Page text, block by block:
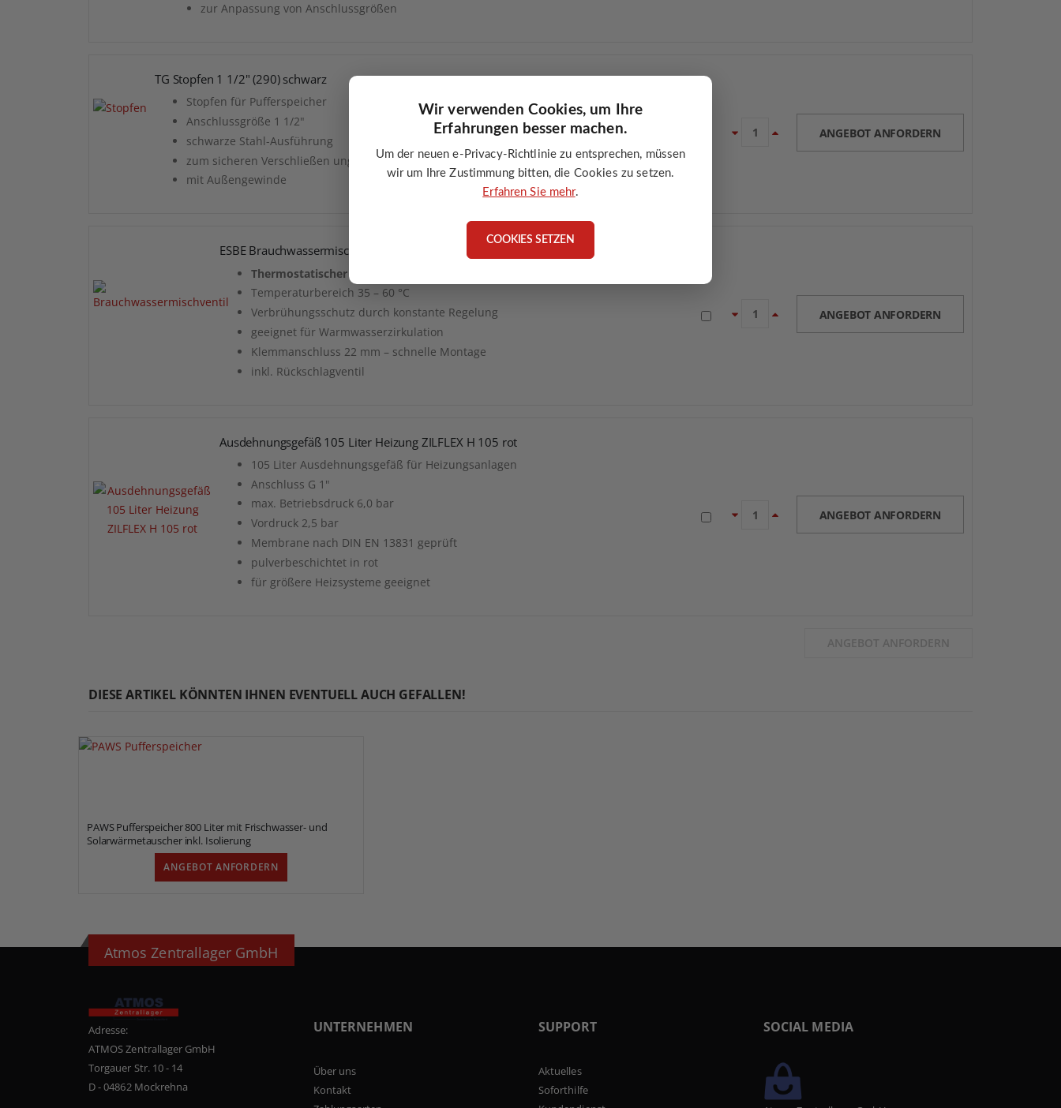
Wir verwenden Cookies, um Ihre
Erfahrungen besser machen.
Um der neuen e-Privacy-Richtlinie zu entsprechen, müssen
wir um Ihre Zustimmung bitten, die Cookies zu setzen.
Erfahren Sie mehr.
COOKIES SETZEN
zur Anpassung von Anschlussgrößen
TG Stopfen 1 1/2" (290) schwarz
Stopfen für Pufferspeicher
Anschlussgröße 1 1/2"
schwarze Stahl-Ausführung
zum sicheren Verschließen ungenutzter Anschlüsse
mit Außengewinde
ANGEBOT ANFORDERN
ESBE Brauchwassermischer VTA323 22 mm Klemmanschluss
Thermostatischer Brauchwassermischer für Trinkwasser
Temperaturbereich 35 – 60 °C
Verbrühungsschutz durch konstante Regelung
geeignet für Warmwasserzirkulation
Klemmanschluss 22 mm – schnelle Montage
inkl. Rückschlagventil
ANGEBOT ANFORDERN
Ausdehnungsgefäß 105 Liter Heizung ZILFLEX H 105 rot
105 Liter Ausdehnungsgefäß für Heizungsanlagen
Anschluss G 1"
max. Betriebsdruck 6,0 bar
Vordruck 2,5 bar
Membrane nach DIN EN 13831 geprüft
pulverbeschichtet in rot
für größere Heizsysteme geeignet
ANGEBOT ANFORDERN
ANGEBOT ANFORDERN
DIESE ARTIKEL KÖNNTEN IHNEN EVENTUELL AUCH GEFALLEN!
PAWS Pufferspeicher 800 Liter mit Frischwasser- und
Solarwärmetauscher inkl. Isolierung
ANGEBOT ANFORDERN
Atmos Zentrallager GmbH
Adresse:
ATMOS Zentrallager GmbH
Torgauer Str. 10 - 14
D - 04862 Mockrehna
UNTERNEHMEN
Über uns
Kontakt
SUPPORT
Aktuelles
Soforthilfe
SOCIAL MEDIA